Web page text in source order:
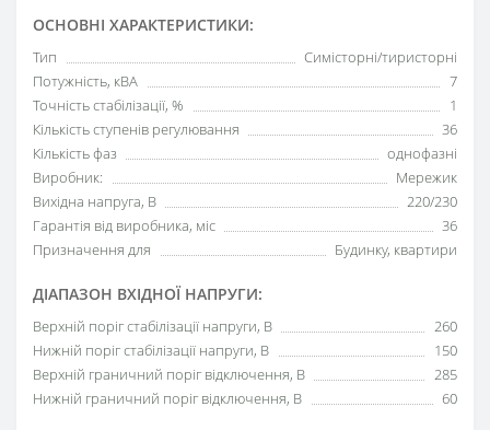
ОСНОВНІ ХАРАКТЕРИСТИКИ:
Тип
Симісторні/тиристорні
Потужність, кВА
7
Точність стабілізації, %
1
Кількість ступенів регулювання
36
Кількість фаз
однофазні
Виробник:
Мережик
Вихідна напруга, В
220/230
Гарантія від виробника, міс
36
Призначення для
Будинку, квартири
ДІАПАЗОН ВХІДНОЇ НАПРУГИ:
Верхній поріг стабілізації напруги, В
260
Нижній поріг стабілізації напруги, В
150
Верхній граничний поріг відключення, В
285
Нижній граничний поріг відключення, В
60